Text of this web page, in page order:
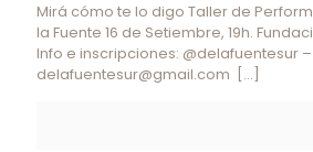
Mirá cómo te lo digo Taller de
la Fuente 16 de Setiembre, 19h.
Info e inscripciones: @delafuentesur –
delafuentesur@gmail.com […]